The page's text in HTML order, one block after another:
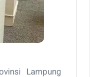
Lampung